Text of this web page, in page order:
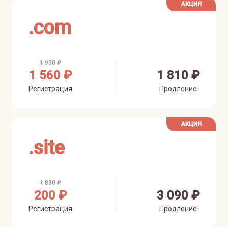
АКЦИЯ
.com
1 950 ₽
1 560 ₽
Регистрация
1 810 ₽
Продление
АКЦИЯ
.site
1 830 ₽
200 ₽
Регистрация
3 090 ₽
Продление